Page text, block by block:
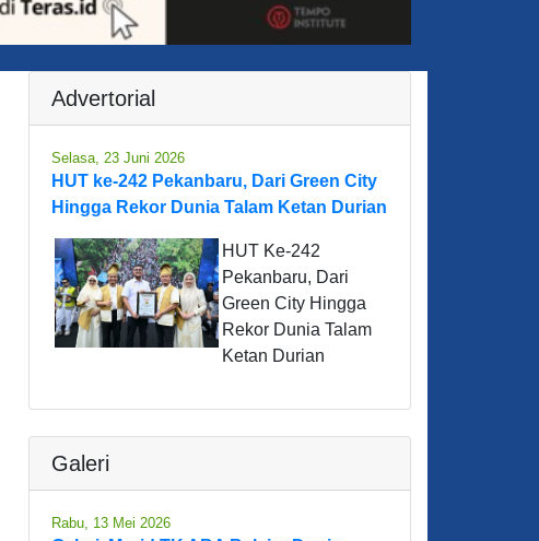
Advertorial
Selasa, 23 Juni 2026
HUT ke-242 Pekanbaru, Dari Green City
Hingga Rekor Dunia Talam Ketan Durian
HUT Ke-242
Pekanbaru, Dari
Green City Hingga
Rekor Dunia Talam
Ketan Durian
Galeri
Rabu, 13 Mei 2026